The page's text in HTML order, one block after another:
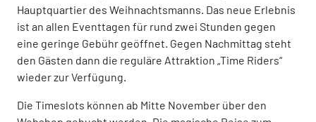
Hauptquartier des Weihnachtsmanns. Das neue Erlebnis
ist an allen Eventtagen für rund zwei Stunden gegen
eine geringe Gebühr geöffnet. Gegen Nachmittag steht
den Gästen dann die reguläre Attraktion „Time Riders“
wieder zur Verfügung.
Die Timeslots können ab Mitte November über den